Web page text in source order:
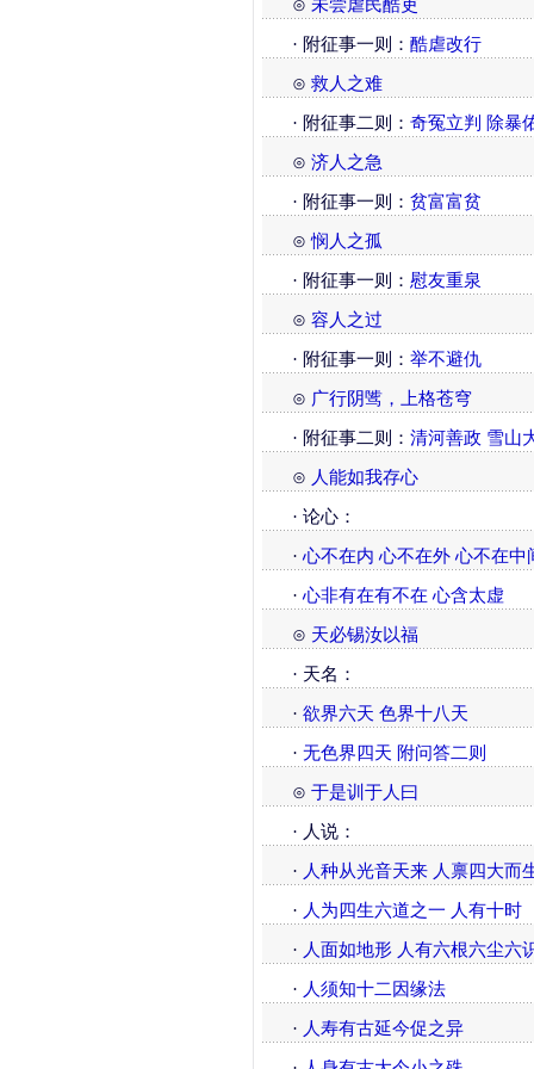
⊙ 未尝虐民酷吏
· 附征事一则： 酷虐改行
⊙ 救人之难
· 附征事二则： 奇冤立判 除暴
⊙ 济人之急
· 附征事一则： 贫富富贫
⊙悯人之孤
· 附征事一则： 慰友重泉
⊙ 容人之过
· 附征事一则： 举不避仇
⊙ 广行阴骘，上格苍穹
· 附征事二则： 清河善政 雪山
⊙ 人能如我存心
· 论心：
· 心不在内 心不在外 心不在中
· 心非有在有不在 心含太虚
⊙ 天必锡汝以福
· 天名：
· 欲界六天 色界十八天
· 无色界四天 附问答二则
⊙ 于是训于人曰
· 人说：
· 人种从光音天来 人禀四大而
· 人为四生六道之一 人有十时
· 人面如地形 人有六根六尘六
· 人须知十二因缘法
· 人寿有古延今促之异